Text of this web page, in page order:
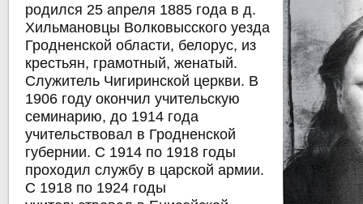
родился 25 апреля 1885 года в д.
Хильмановцы Волковысского уезда
Гродненской области, белорус, из
крестьян, грамотный, женатый.
Служитель Чигиринской церкви. В
1906 году окончил учительскую
семинарию, до 1914 года
учительствовал в Гродненской
губернии. С 1914 по 1918 годы
проходил службу в царской армии.
С 1918 по 1924 годы